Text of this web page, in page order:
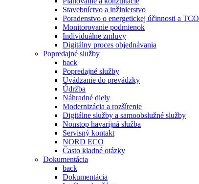
Stavebníctvo a inžinierstvo
Poradenstvo o energetickej účinnosti a TCO
Monitorovanie podmienok
Individuálne zmluvy
Digitálny proces objednávania
Popredajné služby
back
Popredajné služby
Uvádzanie do prevádzky
Údržba
Náhradné diely
Modernizácia a rozšírenie
Digitálne služby a samoobslužné služby
Nonstop havarijná služba
Servisný kontakt
NORD ECO
Často kladné otázky
Dokumentácia
back
Dokumentácia